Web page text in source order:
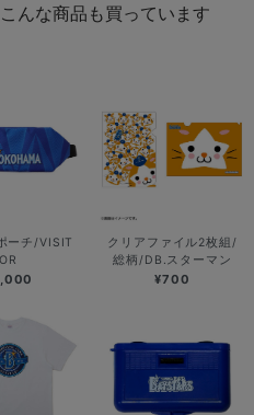
んな商品も買っています
ーチ/VISIT
OR
クリアファイル2枚組/
総柄/DB.スターマン
¥700